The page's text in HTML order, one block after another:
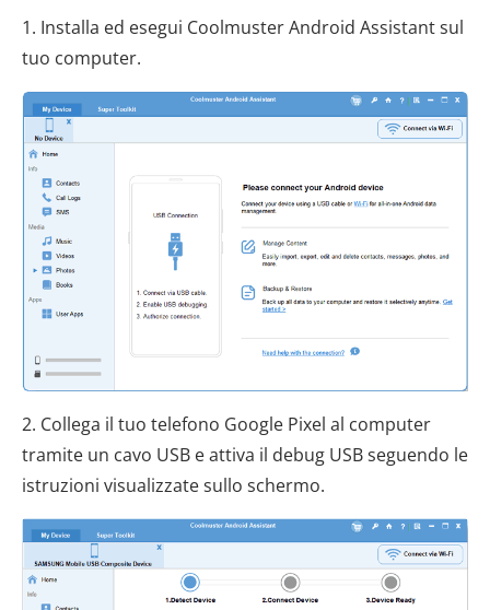
1. Installa ed esegui Coolmuster Android Assistant sul
tuo computer.
2. Collega il tuo telefono Google Pixel al computer
tramite un cavo USB e attiva il debug USB seguendo le
istruzioni visualizzate sullo schermo.